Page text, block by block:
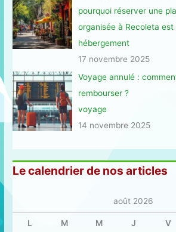
pourquoi réserver une
organisée à Recoleta
hébergement
17 novembre 2025
Voyage annulé :
rembourser ?
voyage
14 novembre 2025
Le calendrier de nos articles
août 2026
L M M J V